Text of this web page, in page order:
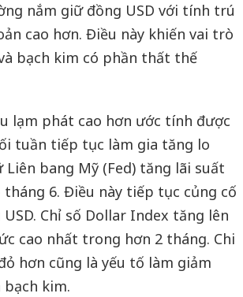
nắm giữ đồng USD với tính trú
cao hơn. Điều này khiến vai trò
bạch kim có phần thất thế
lạm phát cao hơn ước tính được
tuần tiếp tục làm gia tăng lo
Liên bang Mỹ (Fed) tăng lãi suất
6. Điều này tiếp tục củng cố
Chỉ số Dollar Index tăng lên
cao nhất trong hơn 2 tháng. Chi
hơn cũng là yếu tố làm giảm
bạch kim.